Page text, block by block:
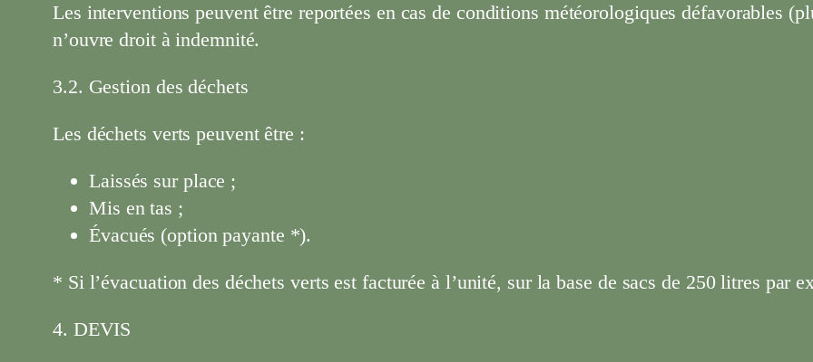
Les interventions peuvent être reportées en cas de conditions météorologiques défavorables
n’ouvre droit à indemnité.
3.2. Gestion des déchets
Les déchets verts peuvent être :
Laissés sur place ;
Mis en tas ;
Évacués (option payante *).
* Si l’évacuation des déchets verts est facturée à l’unité, sur la base de sacs de 250 litres par
4. DEVIS